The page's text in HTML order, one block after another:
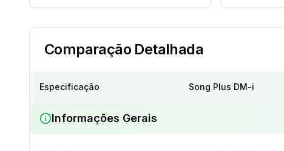
Comparação Detalhada
Especificação Song Plus DM-i
Informações Gerais